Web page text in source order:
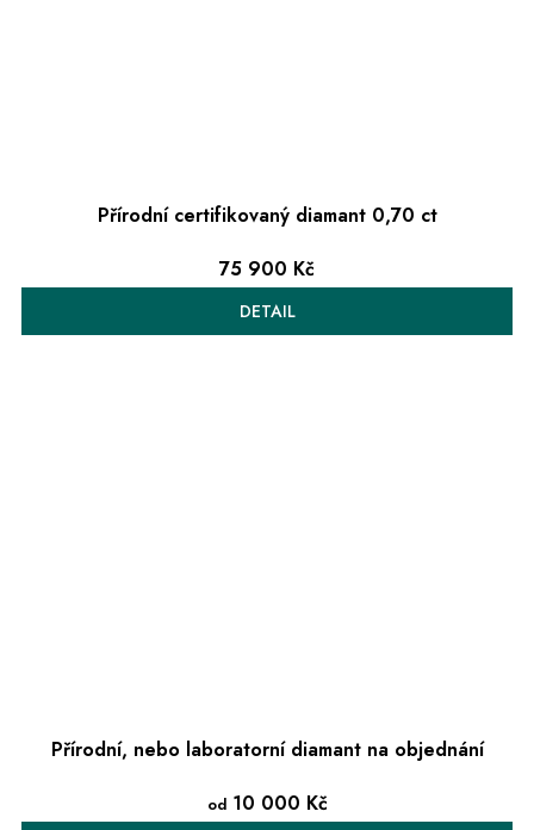
Přírodní certifikovaný diamant 0,70 ct
75 900 Kč
DETAIL
Přírodní, nebo laboratorní diamant na objednání
od10 000 Kč